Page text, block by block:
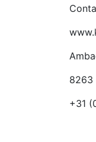
8263
+31